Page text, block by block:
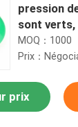
pression
sont
améliorer
MOQ：1000
Prix：
prix